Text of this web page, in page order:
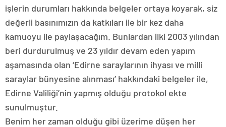
işlerin durumları hakkında belgeler ortaya koyarak, siz
değerli basınımızın da katkıları ile bir kez daha
kamuoyu ile paylaşacağım. Bunlardan ilki 2003 yılından
beri durdurulmuş ve 23 yıldır devam eden yapım
aşamasında olan ‘Edirne saraylarının ihyası ve milli
saraylar bünyesine alınması’ hakkındaki belgeler ile,
Edirne Valiliği’nin yapmış olduğu protokol ekte
sunulmuştur.
Benim her zaman olduğu gibi üzerime düşen her